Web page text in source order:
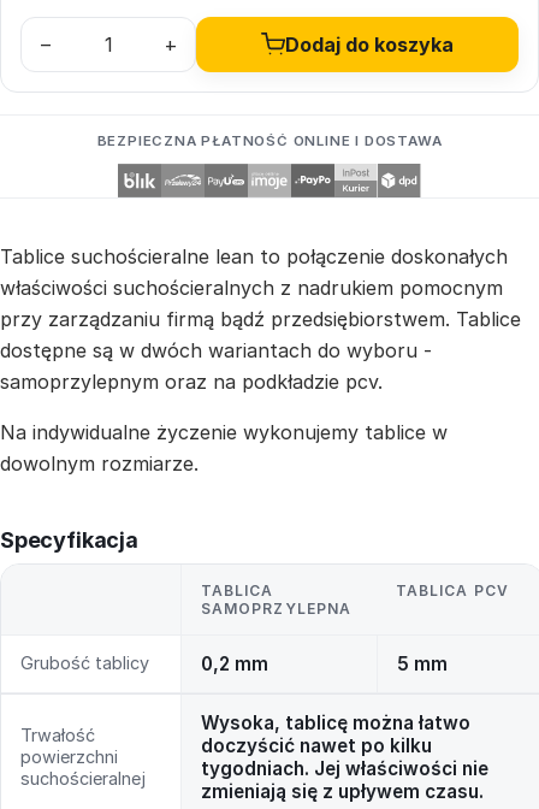
– + Dodaj do koszyka
BEZPIECZNA PŁATNOŚĆ ONLINE I DOSTAWA
Tablice suchościeralne lean to połączenie doskonałych
właściwości suchościeralnych z nadrukiem pomocnym
przy zarządzaniu firmą bądź przedsiębiorstwem. Tablice
dostępne są w dwóch wariantach do wyboru -
samoprzylepnym oraz na podkładzie pcv.
Na indywidualne życzenie wykonujemy tablice w
dowolnym rozmiarze.
Specyfikacja
TABLICA
SAMOPRZYLEPNA
TABLICA PCV
Grubość tablicy 0,2 mm 5 mm
Trwałość
powierzchni
suchościeralnej
Wysoka, tablicę można łatwo
doczyścić nawet po kilku
tygodniach. Jej właściwości nie
zmieniają się z upływem czasu.